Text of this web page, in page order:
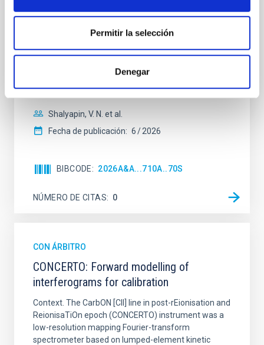
Permitir la selección
Denegar
quadruply-imaged gravitationally lensed quasar QSO
2237+0305, the Einstein Cross, including
hemispheres and using a new photometric
from the lens system to accurately determine the
sky background level
Shalyapin, V. N. et al.
Fecha de publicación: 6 2026
BIBCODE 2026A&A...710A..70S
NÚMERO DE CITAS 0
CON ÁRBITRO
CONCERTO: Forward modelling of
interferograms for calibration
Context. The CarbON [CII] line in post-rEionisation and
ReionisaTiOn epoch (CONCERTO) instrument was a
low-resolution mapping Fourier-transform
spectrometer based on lumped-element kinetic